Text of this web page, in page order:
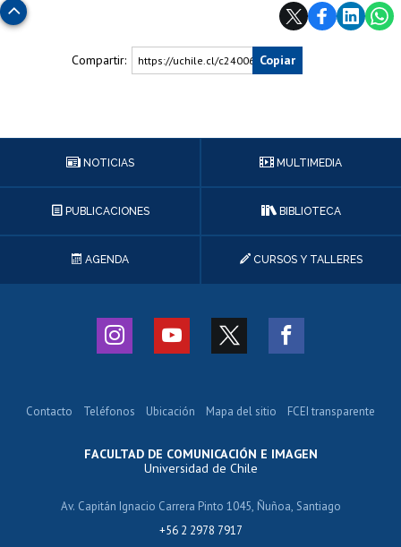
Subir
Compartir: https://uchile.cl/c240063Copiar
NOTICIAS MULTIMEDIA
PUBLICACIONES BIBLIOTECA
AGENDA CURSOS Y TALLERES
FACULTAD DE COMUNICACIÓN E IMAGEN
Universidad de Chile
Av. Capitán Ignacio Carrera Pinto 1045, Ñuñoa, Santiago
+56 2 2978 7917
Contacto Teléfonos Ubicación Mapa del sitio FCEI transparente